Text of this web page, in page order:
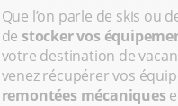
Que l’on parle de skis ou
de stocker vos
votre destination de
venez récupérer vos
remontées mécaniques